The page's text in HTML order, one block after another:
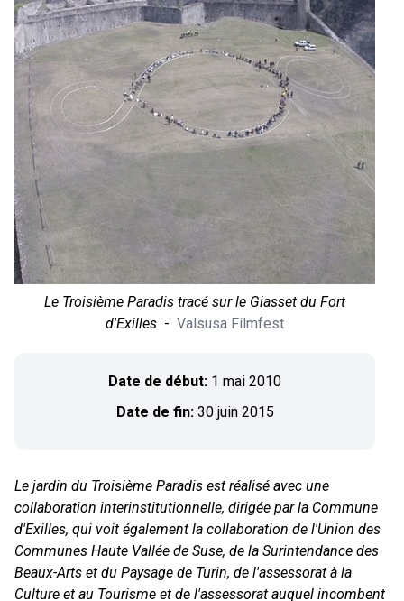
Le Troisième Paradis tracé sur le Giasset du Fort
d'Exilles - Valsusa Filmfest
Date de début: 1 mai 2010
Date de fin: 30 juin 2015
Le jardin du Troisième Paradis est réalisé avec une
collaboration interinstitutionnelle, dirigée par la Commune
d'Exilles, qui voit également la collaboration de l'Union des
Communes Haute Vallée de Suse, de la Surintendance des
Beaux-Arts et du Paysage de Turin, de l'assessorat à la
Culture et au Tourisme et de l'assessorat auquel incombent